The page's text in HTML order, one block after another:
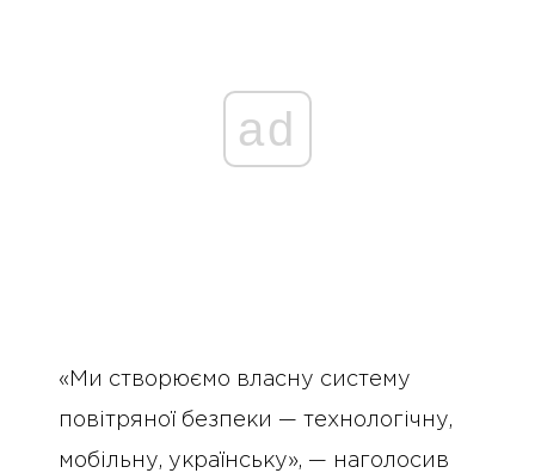
ad
«Ми створюємо власну систему
повітряної безпеки — технологічну,
мобільну, українську», — наголосив